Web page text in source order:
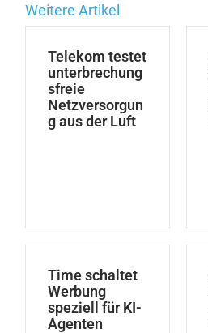
Weitere Artikel
Telekom testet
unterbrechung
sfreie
Netzversorgun
g aus der Luft
Time schaltet
Werbung
speziell für KI-
Agenten